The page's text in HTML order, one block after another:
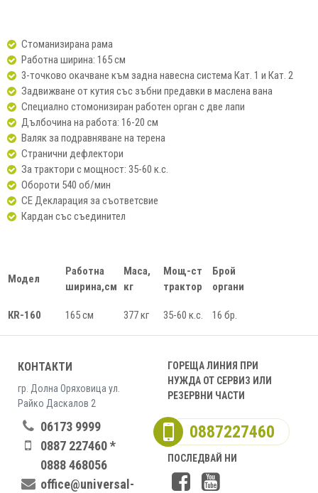
Стоманизирана рама
Работна ширина: 165 см
3-точково окачване към задна навесна система Кат. 1 и Кат. 2
Задвижване от кутия със зъбни предавки в маслена вана
Специално стомонизиран работен орган с две лапи
Дълбочина на работа: 16-20 см
Валяк за подравняване на терена
Странични дефлектори
За трактори с мощност: 35-60 к.с.
Обороти 540 об/мин
СЕ Декларация за съответсвие
Кардан със съединител
Модел
Работна
ширина,см
Маса,
кг
Мощ-ст
трактор
Брой
органи
КR-1 60 165 см 377 кг 35-60 к.с. 16 бр.
КОНТАКТИ
гр. Долна Оряховица ул.
Райко Даскалов 2
06173 9999
0887 227460 *
0888 468056
office@universal-
ГОРЕЩА ЛИНИЯ ПРИ
НУЖДА ОТ СЕРВИЗ ИЛИ
РЕЗЕРВНИ ЧАСТИ
0887227460
ПОСЛЕДВАЙ НИ